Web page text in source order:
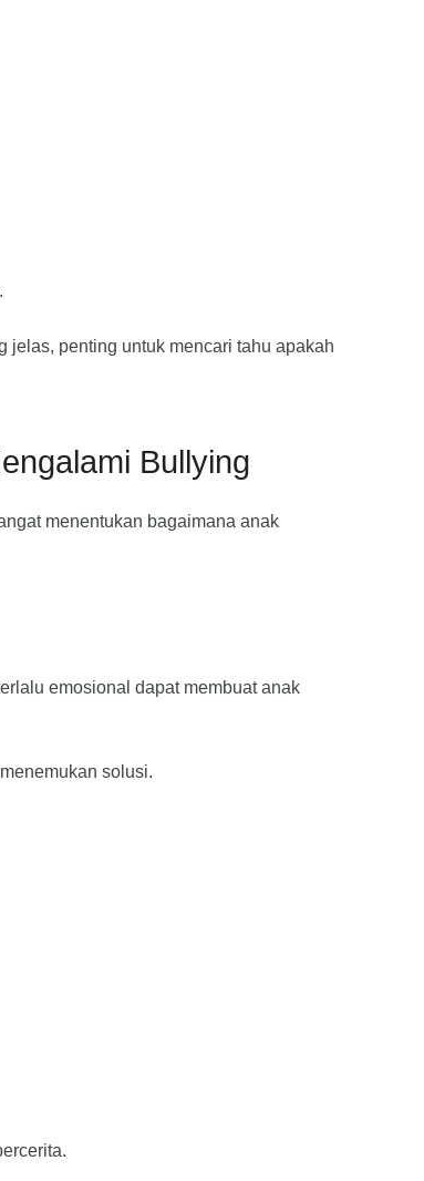
jelas, penting untuk mencari tahu apakah
Bullying
menentukan bagaimana anak
emosional dapat membuat anak
solusi.